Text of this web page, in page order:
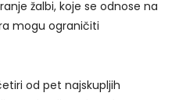
žalbi, koje se odnose na
mogu ograničiti
od pet najskupljih